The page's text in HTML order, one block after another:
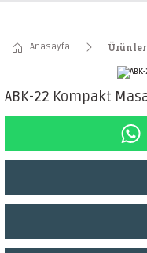
Anasayfa
ABK-22 Kompakt